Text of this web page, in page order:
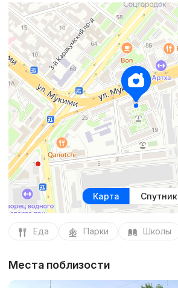
Карта Спутник
Еда Парки Школы
Места поблизости